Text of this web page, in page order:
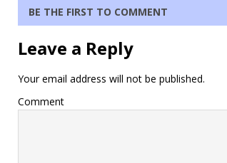
BE THE FIRST TO COMMENT
Leave a Reply
Your email address will not be published.
Comment